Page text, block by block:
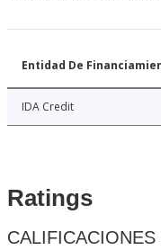
Entidad De
IDA Credit
Ratings